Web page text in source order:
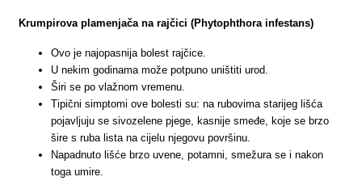
Krumpirova plamenjača na rajčici (Phytophthora infestans)
Ovo je najopasnija bolest rajčice.
U nekim godinama može potpuno uništiti urod.
Širi se po vlažnom vremenu.
Tipični simptomi ove bolesti su: na rubovima starijeg lišća
pojavljuju se sivozelene pjege, kasnije smeđe, koje se brzo
šire s ruba lista na cijelu njegovu površinu.
Napadnuto lišće brzo uvene, potamni, smežura se i nakon
toga umire.